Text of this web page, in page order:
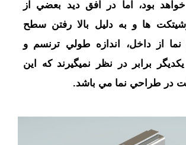
بود، اما در افق ديد بعضي از
ها و به دليل بالا رفتن سطح
نما از داخل، اندازه طولي ترنسم و
برابر در نظر نميگيرند که اين
در طراحي نما مي باشد.